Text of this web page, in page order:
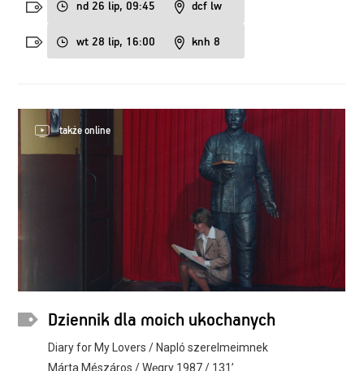
nd 26 lip, 09:45 dcf lw
wt 28 lip, 16:00 knh 8
także online
Dziennik dla moich ukochanych
Diary for My Lovers / Napló szerelmeimnek
Márta Mészáros / Węgry 1987 / 131’